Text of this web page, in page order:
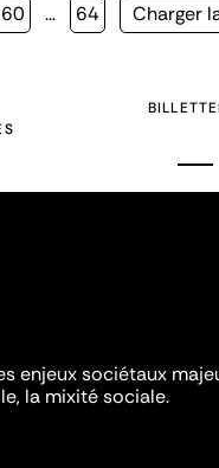
Page
60 … Page
64
Page
Charger
enjeux sociétaux
la mixité sociale.